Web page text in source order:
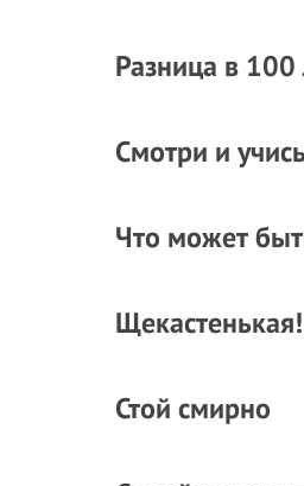
Разница в 100
Смотри и
Что может
Стой смирно